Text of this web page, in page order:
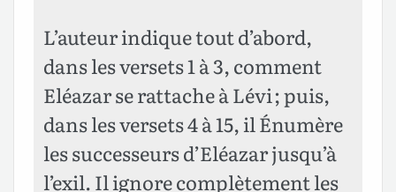
L’auteur indique tout d’abord,
dans les versets 1 à 3, comment
Eléazar se rattache à Lévi ; puis,
dans les versets 4 à 15, il Énumère
les successeurs d’Eléazar jusqu’à
l’exil. Il ignore complètement les